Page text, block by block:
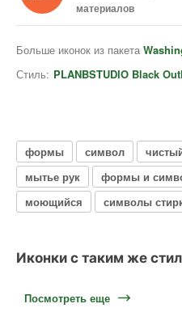
материалов
Больше иконок из пакета
Стиль: PLANBSTUDIO Black
формы символ
мытье рук
формы и
моющийся
символы
Иконки с таким же
Посмотреть еще